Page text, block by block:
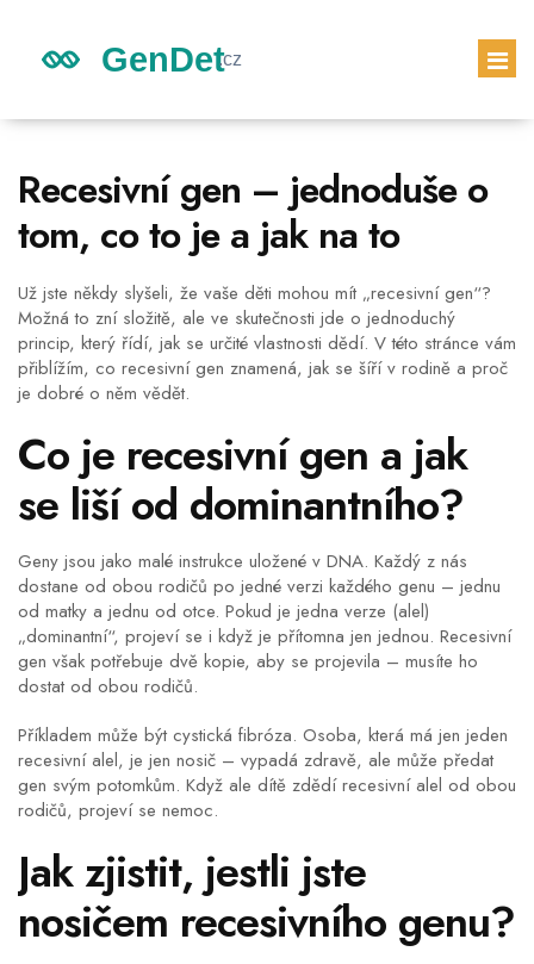
GENETICKÉ DĚDICTVÍ
DĚDICTVÍ DĚTÍ
GENETICKÝ TEST
Recesivní gen – jednoduše o
tom, co to je a jak na to
Už jste někdy slyšeli, že vaše děti mohou mít „recesivní gen“?
Možná to zní složitě, ale ve skutečnosti jde o jednoduchý
princip, který řídí, jak se určité vlastnosti dědí. V této stránce vám
přiblížím, co recesivní gen znamená, jak se šíří v rodině a proč
je dobré o něm vědět.
Co je recesivní gen a jak
se liší od dominantního?
Geny jsou jako malé instrukce uložené v DNA. Každý z nás
dostane od obou rodičů po jedné verzi každého genu – jednu
od matky a jednu od otce. Pokud je jedna verze (alel)
„dominantní“, projeví se i když je přítomna jen jednou. Recesivní
gen však potřebuje dvě kopie, aby se projevila – musíte ho
dostat od obou rodičů.
Příkladem může být cystická fibróza. Osoba, která má jen jeden
recesivní alel, je jen nosič – vypadá zdravě, ale může předat
gen svým potomkům. Když ale dítě zdědí recesivní alel od obou
rodičů, projeví se nemoc.
Jak zjistit, jestli jste
nosičem recesivního genu?